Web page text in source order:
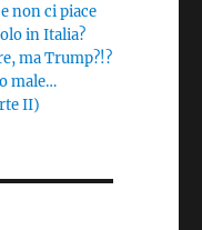
non ci piace
in Italia?
ma Trump?!?
male…
II)